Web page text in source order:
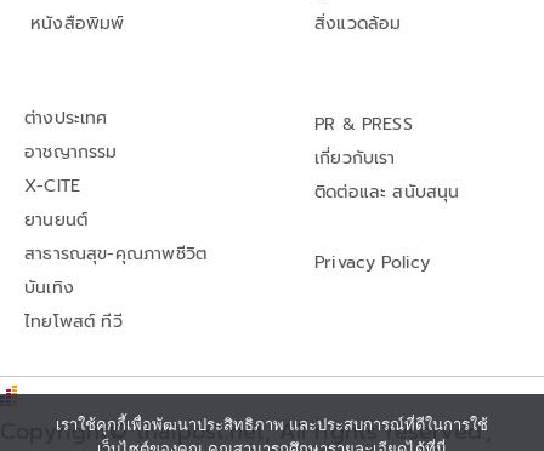
หนังสือพิมพ์
สิ่งแวดล้อม
ต่างประเทศ
อาชญากรรม
X-CITE
ยานยนต์
สาธารณสุข-คุณภาพชีวิต
บันเทิง
ไทยโพสต์ ทีวี
PR & PRESS
เกี่ยวกับเรา
ติดต่อและ สนับสนุน
Privacy Policy
Copyright© thaipost.net, All rights reserved.,
เราใช้คุกกี้เพื่อพัฒนาประสิทธิภาพ และประสบการณ์ที่ดีในการใช้